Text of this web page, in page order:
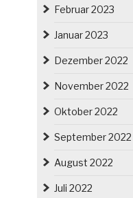
Februar 2023
Januar 2023
Dezember 2022
November 2022
Oktober 2022
September 2022
August 2022
Juli 2022